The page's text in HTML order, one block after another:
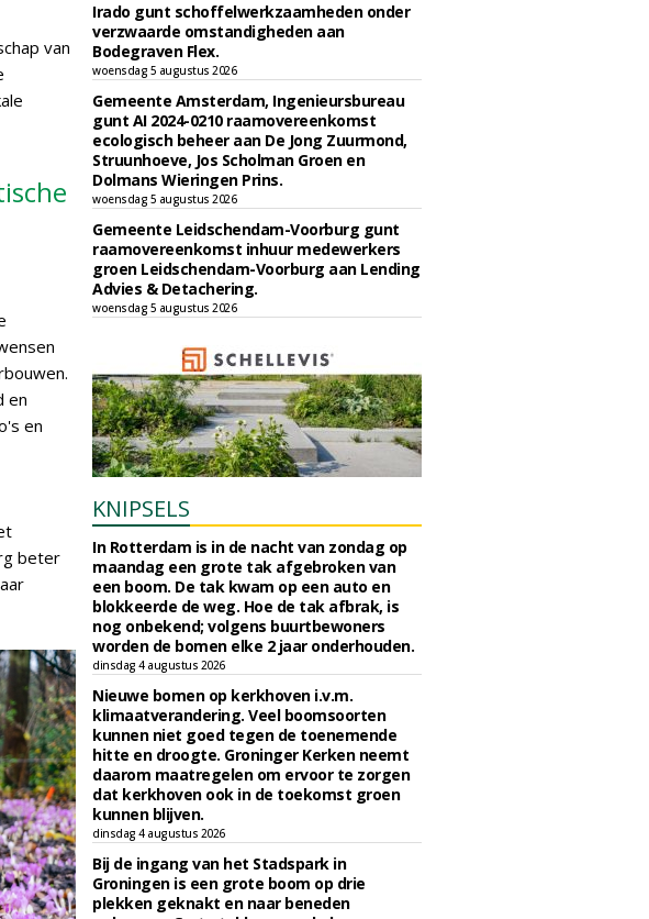
van
en
en
beter
Irado gunt schoffelwerkzaamheden onder
verzwaarde omstandigheden aan
Bodegraven Flex.
woensdag 5 augustus 2026
Gemeente Amsterdam, Ingenieursbureau
gunt AI 2024-0210 raamovereenkomst
ecologisch beheer aan De Jong Zuurmond,
Struunhoeve, Jos Scholman Groen en
Dolmans Wieringen Prins.
woensdag 5 augustus 2026
Gemeente Leidschendam-Voorburg gunt
raamovereenkomst inhuur medewerkers
groen Leidschendam-Voorburg aan Lending
Advies & Detachering.
woensdag 5 augustus 2026
KNIPSELS
In Rotterdam is in de nacht van zondag op
maandag een grote tak afgebroken van
een boom. De tak kwam op een auto en
blokkeerde de weg. Hoe de tak afbrak, is
nog onbekend; volgens buurtbewoners
worden de bomen elke 2 jaar onderhouden.
dinsdag 4 augustus 2026
Nieuwe bomen op kerkhoven i.v.m.
klimaatverandering. Veel boomsoorten
kunnen niet goed tegen de toenemende
hitte en droogte. Groninger Kerken neemt
daarom maatregelen om ervoor te zorgen
dat kerkhoven ook in de toekomst groen
kunnen blijven.
dinsdag 4 augustus 2026
Bij de ingang van het Stadspark in
Groningen is een grote boom op drie
plekken geknakt en naar beneden